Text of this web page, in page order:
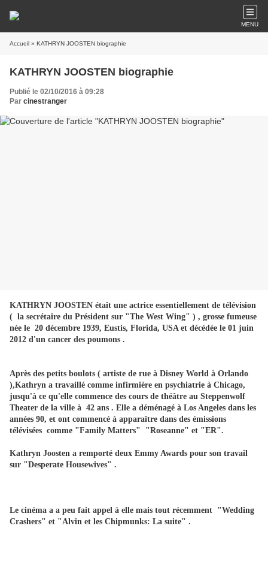
MENU
Accueil » KATHRYN JOOSTEN biographie
KATHRYN JOOSTEN biographie
Publié le 02/10/2016 à 09:28
Par cinestranger
KATHRYN JOOSTEN était une actrice essentiellement de télévision
( la secrétaire du Président sur "The West Wing" ) , grosse fumeuse
née le 20 décembre 1939, Eustis, Florida, USA et décédée le 01 juin
2012 d'un cancer des poumons .
Après des petits boulots ( artiste de rue à Disney World à Orlando
),Kathryn a travaillé comme infirmière en psychiatrie à Chicago,
jusqu'à ce qu'elle commence des cours de théâtre au Steppenwolf
Theater de la ville à 42 ans . Elle a déménagé à Los Angeles dans les
années 90, et ont commencé à apparaître dans des émissions
télévisées comme "Family Matters" "Roseanne" et "ER".
Kathryn Joosten a remporté deux Emmy Awards pour son travail
sur "Desperate Housewives" .
Le cinéma a a peu fait appel à elle mais tout récemment "Wedding
Crashers" et "Alvin et les Chipmunks: La suite" .